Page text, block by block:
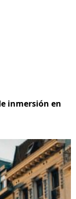
inmersión en